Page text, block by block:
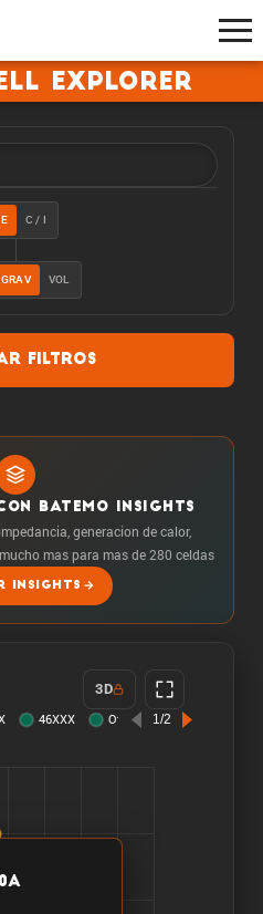
Explorer
C / I
GRAV VOL
filtros
BATEMO INSIGHTS
generacion de calor,
mas para mas de 280 celdas
INSIGHTS
3D